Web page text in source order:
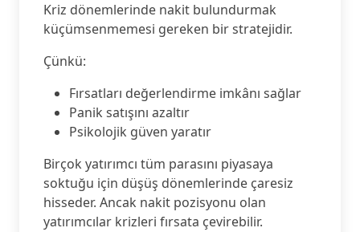
Kriz dönemlerinde nakit bulundurmak
küçümsenmemesi gereken bir stratejidir.
Çünkü:
Fırsatları değerlendirme imkânı sağlar
Panik satışını azaltır
Psikolojik güven yaratır
Birçok yatırımcı tüm parasını piyasaya
soktuğu için düşüş dönemlerinde çaresiz
hisseder. Ancak nakit pozisyonu olan
yatırımcılar krizleri fırsata çevirebilir.